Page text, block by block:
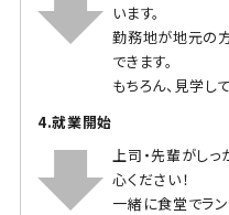
います。
勤務地が地元の
できます。
もちろん、見学
4.就業開始
上司・先輩がし
心ください！
一緒に食堂でラ